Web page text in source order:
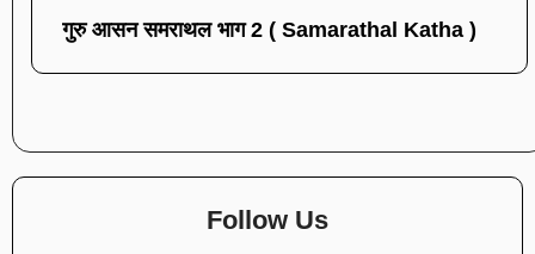
गुरु आसन समराथल भाग 2 ( Samarathal Katha )
Follow Us